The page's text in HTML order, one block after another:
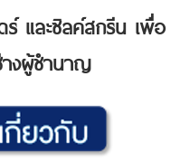
และซิลค์สกรีน เพื่อ
งผู้ชำนาญ